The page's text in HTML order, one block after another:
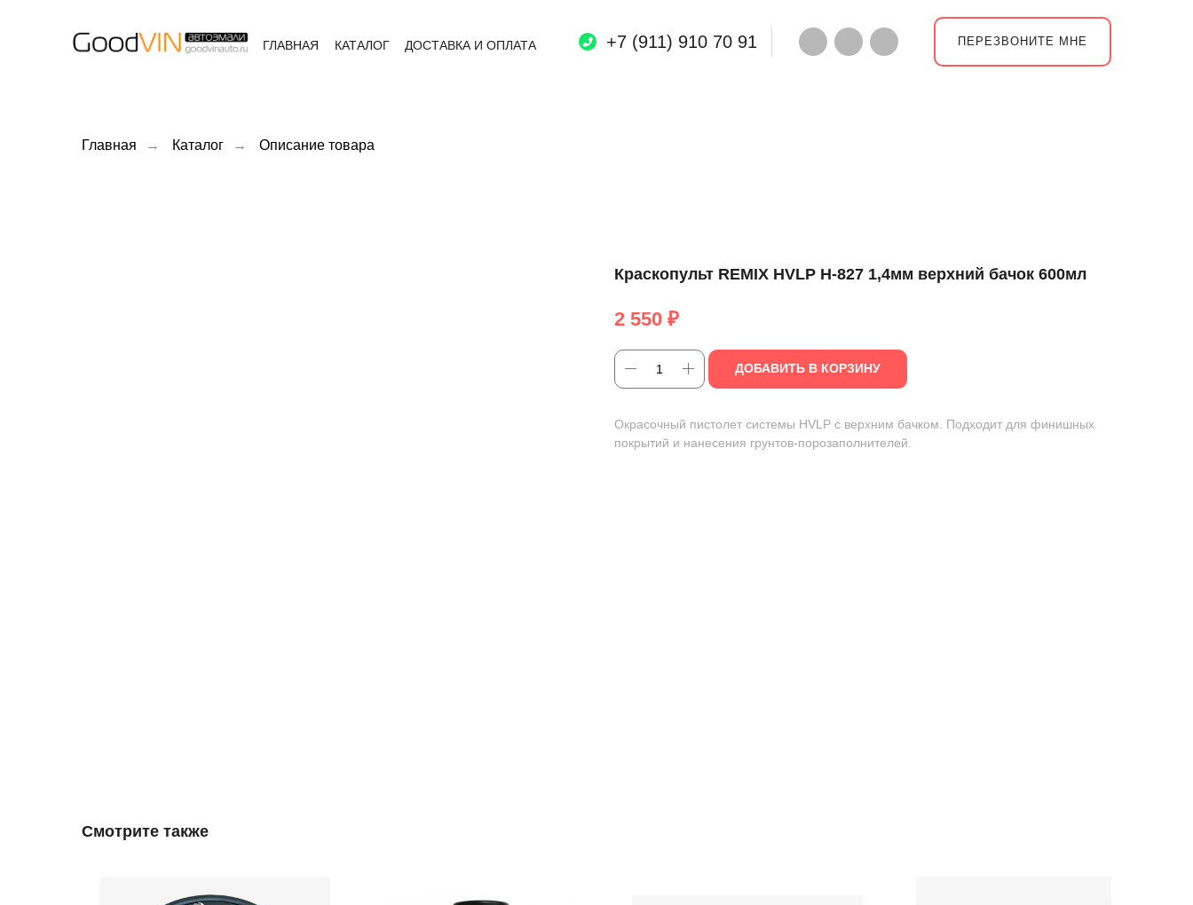
ПЕРЕЗВОНИТЕ МНЕ
+7 (911) 910 70 91
ГЛАВНАЯ КАТАЛОГ ДОСТАВКА И ОПЛАТА
Главная → Каталог → Описание товара
Краскопульт REMIX HVLP H-827 1,4мм верхний бачок 600мл
2 550 ₽
ДОБАВИТЬ В КОРЗИНУ
Окрасочный пистолет системы HVLP с верхним бачком. Подходит для финишных
покрытий и нанесения грунтов-порозаполнителей.
Смотрите также